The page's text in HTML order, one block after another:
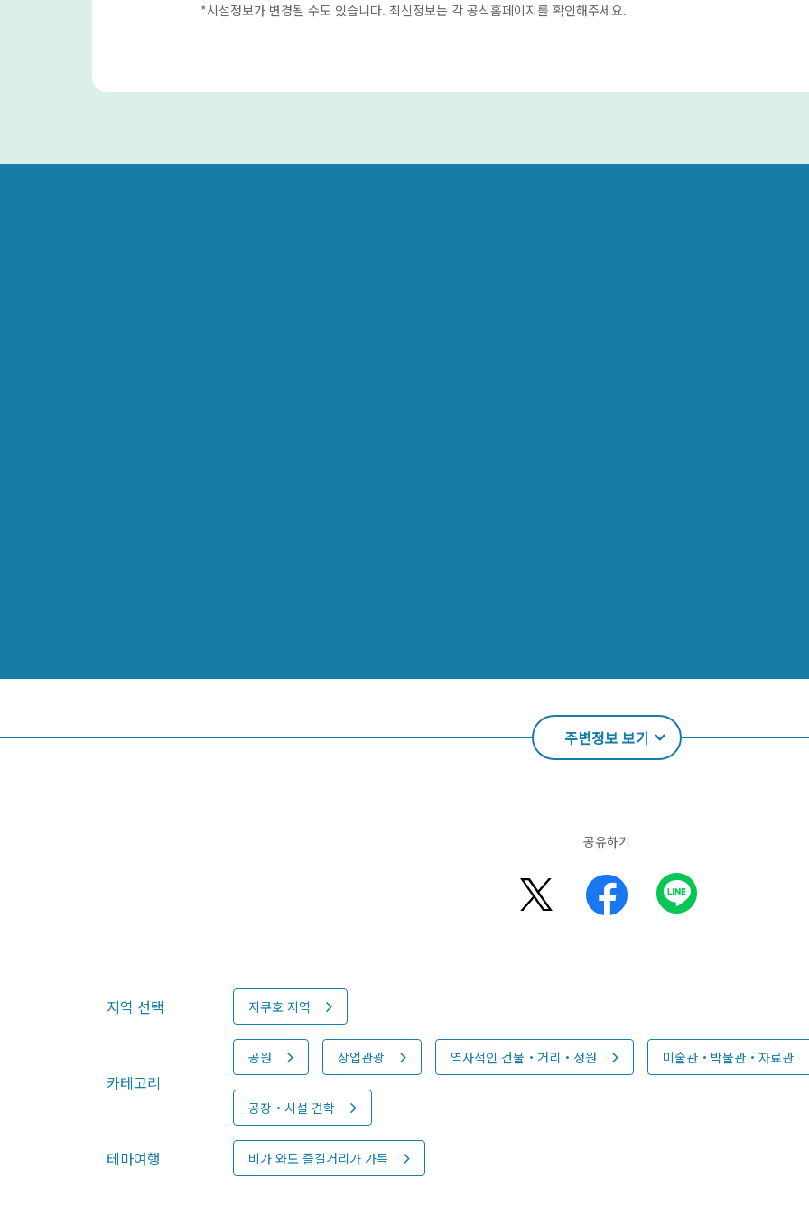
*시설정보가 변경될 수도 있습니다. 최신정보는 각 공식홈페이지를 확인해주세요.
주변정보 보기
공유하기
지역 선택 지쿠호 지역
카테고리
공원 상업관광 역사적인 건물・거리・정원 미술관・박물관・자료관
공장・시설 견학
테마여행 비가 와도 즐길거리가 가득